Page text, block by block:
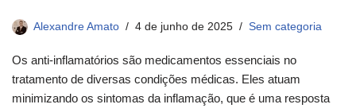
Alexandre Amato 4 de junho de 2025 Sem categoria
Os anti-inflamatórios são medicamentos essenciais no
tratamento de diversas condições médicas. Eles atuam
minimizando os sintomas da inflamação, que é uma resposta